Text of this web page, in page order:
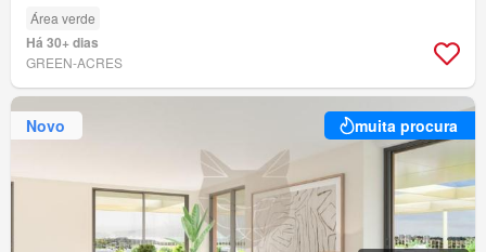
Área verde
Há 30+ dias
GREEN-ACRES
Novo muita procura